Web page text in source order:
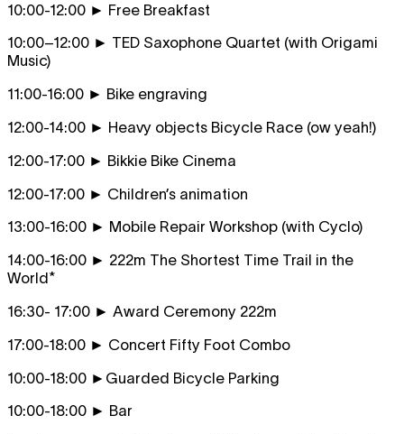
10:00-12:00 ► Free Breakfast
10:00–12:00 ► TED Saxophone Quartet (with Origami
Music)
11:00-16:00 ► Bike engraving
12:00-14:00 ► Heavy objects Bicycle Race (ow yeah!)
12:00-17:00 ► Bikkie Bike Cinema
12:00-17:00 ► Children’s animation
13:00-16:00 ► Mobile Repair Workshop (with Cyclo)
14:00-16:00 ► 222m The Shortest Time Trail in the
World*
16:30- 17:00 ► Award Ceremony 222m
17:00-18:00 ► Concert Fifty Foot Combo
10:00-18:00 ►Guarded Bicycle Parking
10:00-18:00 ► Bar